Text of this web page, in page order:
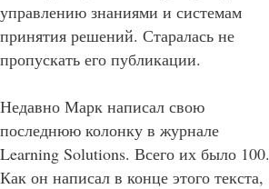
управлению знаниями и системам
принятия решений. Старалась не
пропускать его публикации.
Недавно Марк написал свою
последнюю колонку в журнале
Learning Solutions. Всего их было 100.
Как он написал в конце этого текста,